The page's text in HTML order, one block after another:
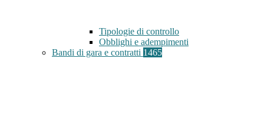
Tipologie di controllo
Obblighi e adempimenti
Bandi di gara e contratti 1465